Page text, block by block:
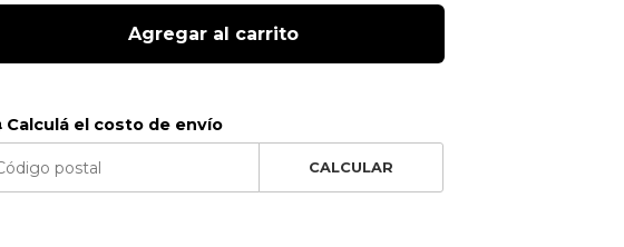
Agregar al carrito
Calculá el costo de envío
CALCULAR